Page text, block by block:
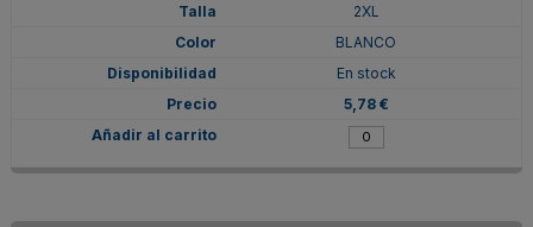
2XL
BLANCO
En stock
5,78 €